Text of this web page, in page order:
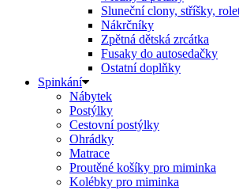
Sluneční clony, stříšky,
Nákrčníky
Zpětná dětská zrcátka
Fusaky do autosedačky
Ostatní doplňky
Spinkání
Nábytek
Postýlky
Cestovní postýlky
Ohrádky
Matrace
Proutěné košíky pro miminka
Kolébky pro miminka